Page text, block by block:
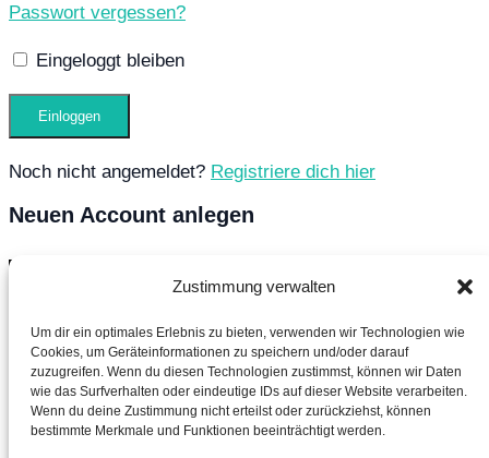
Zustimmung verwalten
Um dir ein optimales Erlebnis zu bieten, verwenden wir Technologien wie
Cookies, um Geräteinformationen zu speichern und/oder darauf
zuzugreifen. Wenn du diesen Technologien zustimmst, können wir Daten
wie das Surfverhalten oder eindeutige IDs auf dieser Website verarbeiten.
Wenn du deine Zustimmung nicht erteilst oder zurückziehst, können
bestimmte Merkmale und Funktionen beeinträchtigt werden.
Passwort vergessen?
Eingeloggt bleiben
Noch nicht angemeldet? Registriere dich hier
Neuen Account anlegen